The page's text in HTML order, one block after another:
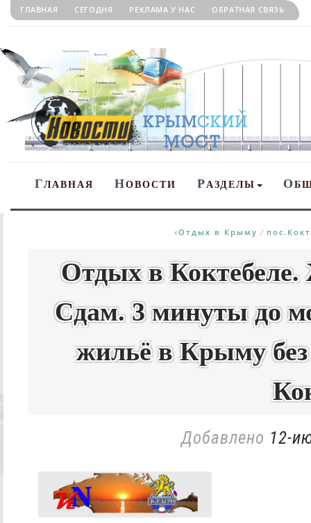
ГЛАВНАЯ СЕГОДНЯ РЕКЛАМА У НАС ОБРАТНАЯ СВЯЗЬ
ГЛАВНАЯ НОВОСТИ РАЗДЕЛЫ О
«Отдых в Крыму /
Отдых в Коктебеле.
Сдам. 3 минуты до
жильё в Крыму
Добавлено 12-